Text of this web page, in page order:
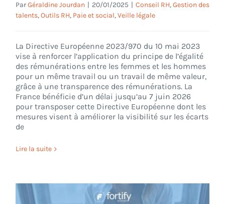
ParGéraldine Jourdan | 20/01/2025 | Conseil RH,Gestion des
talents,Outils RH, Paie et social,Veille légale
La Directive Européenne 2023/970 du 10 mai 2023
vise à renforcer l’application du principe de l’égalité
des rémunérations entre les femmes et les hommes
pour un même travail ou un travail de même valeur,
grâce à une transparence des rémunérations. La
France bénéficie d’un délai jusqu’au 7 juin 2026
pour transposer cette Directive Européenne dont les
mesures visent à améliorer la visibilité sur les écarts
de
Lire la suite